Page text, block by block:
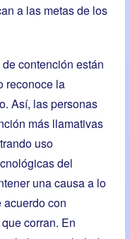
a las metas de los
contención están
reconoce la
Así, las personas
más llamativas
uso
del
una causa a lo
con
corran. En